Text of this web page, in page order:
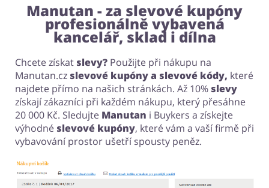
Manutan - za slevové kupóny
profesionálně vybavená
kancelář, sklad i dílna
Chcete získat slevy? Použijte při nákupu na
Manutan.cz slevové kupóny a slevové kódy, které
najdete přímo na našich stránkách. Až 10% slevy
získají zákazníci při každém nákupu, který přesáhne
20 000 Kč. Sledujte Manutan i Buykers a získejte
výhodné slevové kupóny, které vám a vaší firmě při
vybavování prostor ušetří spousty peněz.